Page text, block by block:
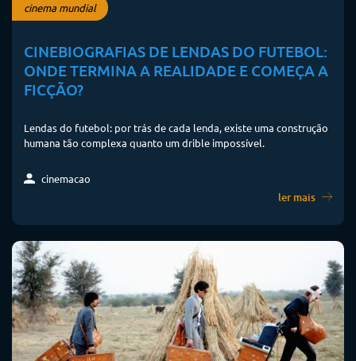
cinema mundial
CINEBIOGRAFIAS DE LENDAS DO FUTEBOL:
ONDE TERMINA A REALIDADE E COMEÇA A
FICÇÃO?
Lendas do futebol: por trás de cada lenda, existe uma construção
humana tão complexa quanto um drible impossível.
cinemacao
ler mais